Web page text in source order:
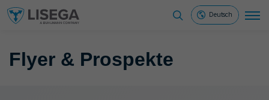
Deutsch
Flyer & Pro­spek­te